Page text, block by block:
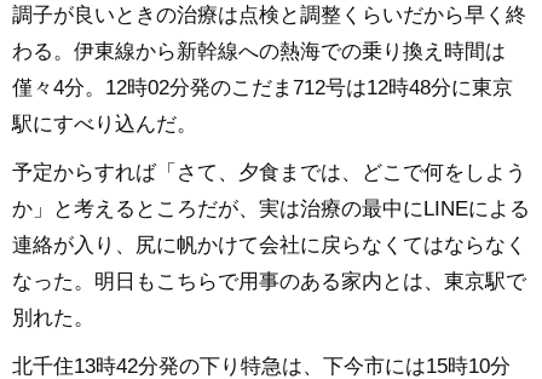
調子が良いときの治療は点検と調整くらいだから早く終
わる。伊東線から新幹線への熱海での乗り換え時間は
僅々4分。12時02分発のこだま712号は12時48分に東京
駅にすべり込んだ。
予定からすれば「さて、夕食までは、どこで何をしよう
か」と考えるところだが、実は治療の最中にLINEによる
連絡が入り、尻に帆かけて会社に戻らなくてはならなく
なった。明日もこちらで用事のある家内とは、東京駅で
別れた。
北千住13時42分発の下り特急は、下今市には15時10分